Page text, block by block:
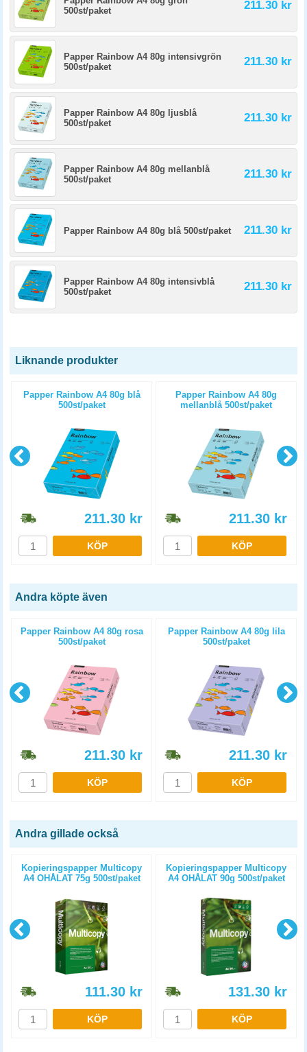
500st/paket
211.30 kr
Papper Rainbow A4 80g intensivgrön
500st/paket
211.30 kr
Papper Rainbow A4 80g ljusblå
500st/paket
211.30 kr
Papper Rainbow A4 80g mellanblå
500st/paket
211.30 kr
Papper Rainbow A4 80g blå 500st/paket 211.30 kr
Papper Rainbow A4 80g intensivblå
500st/paket
211.30 kr
Liknande produkter
Papper Rainbow A4 80g blå
500st/paket
211.30 kr
KÖP
Papper Rainbow A4 80g
mellanblå 500st/paket
211.30 kr
KÖP
Andra köpte även
Papper Rainbow A4 80g rosa
500st/paket
211.30 kr
KÖP
Papper Rainbow A4 80g lila
500st/paket
211.30 kr
KÖP
Andra gillade också
Kopieringspapper Multicopy
A4 OHÅLAT 75g 500st/paket
111.30 kr
KÖP
Kopieringspapper Multicopy
A4 OHÅLAT 90g 500st/paket
131.30 kr
KÖP